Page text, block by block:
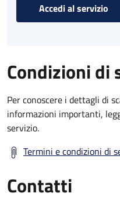
Accedi al servizio
Condizioni di
Per conoscere i dettagli di
informazioni importanti,
servizio.
Termini e condizioni di
Contatti